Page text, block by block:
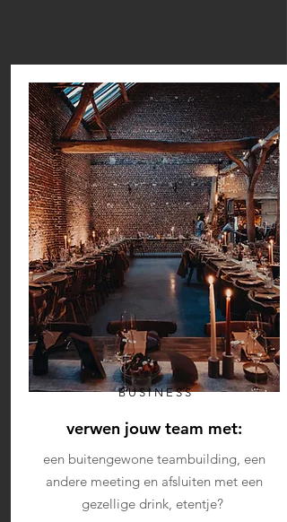
BUSINESS
verwen jouw team met:
een buitengewone teambuilding, een
andere meeting en afsluiten met een
gezellige drink, etentje?